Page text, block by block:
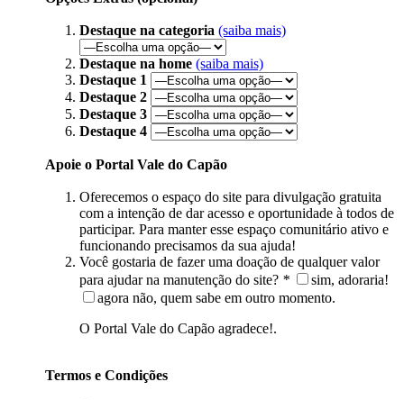
Destaque na categoria (saiba mais)
Destaque na home (saiba mais)
Destaque 1
Destaque 2
Destaque 3
Destaque 4
Apoie o Portal Vale do Capão
Oferecemos o espaço do site para divulgação gratuita
com a intenção de dar acesso e oportunidade à todos de
participar. Para manter esse espaço comunitário ativo e
funcionando precisamos da sua ajuda!
Você gostaria de fazer uma doação de qualquer valor
para ajudar na manutenção do site? *
sim, adoraria!
agora não, quem sabe em outro momento.
O Portal Vale do Capão agradece!.
Termos e Condições